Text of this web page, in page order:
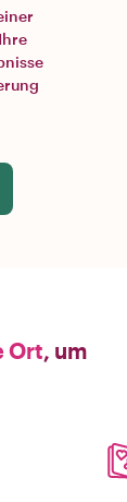
Ort, um